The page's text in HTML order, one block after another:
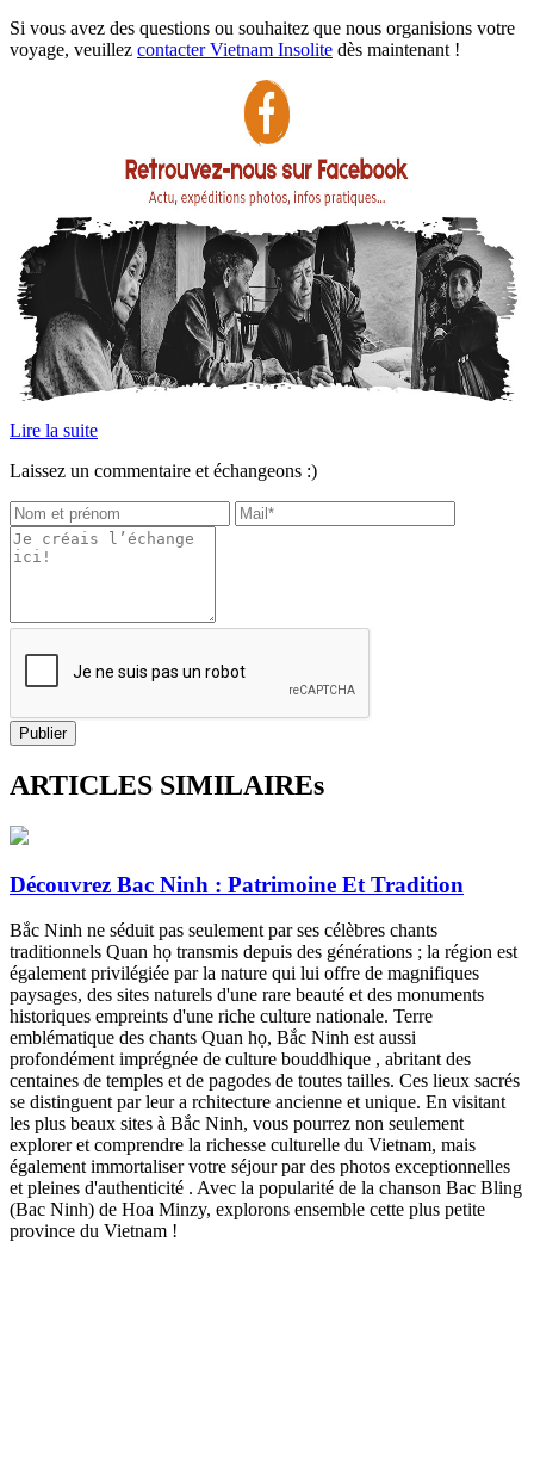
Si vous avez des questions ou souhaitez que nous organisions votre
voyage, veuillez contacter Vietnam Insolite dès maintenant !
Lire la suite
Laissez un commentaire et échangeons :)
Publier
ARTICLES SIMILAIREs
Découvrez Bac Ninh : Patrimoine Et Tradition
Bắc Ninh ne séduit pas seulement par ses célèbres chants
traditionnels Quan họ transmis depuis des générations ; la région est
également privilégiée par la nature qui lui offre de magnifiques
paysages, des sites naturels d'une rare beauté et des monuments
historiques empreints d'une riche culture nationale. Terre
emblématique des chants Quan họ, Bắc Ninh est aussi
profondément imprégnée de culture bouddhique , abritant des
centaines de temples et de pagodes de toutes tailles. Ces lieux sacrés
se distinguent par leur a rchitecture ancienne et unique. En visitant
les plus beaux sites à Bắc Ninh, vous pourrez non seulement
explorer et comprendre la richesse culturelle du Vietnam, mais
également immortaliser votre séjour par des photos exceptionnelles
et pleines d'authenticité . Avec la popularité de la chanson Bac Bling
(Bac Ninh) de Hoa Minzy, explorons ensemble cette plus petite
province du Vietnam !